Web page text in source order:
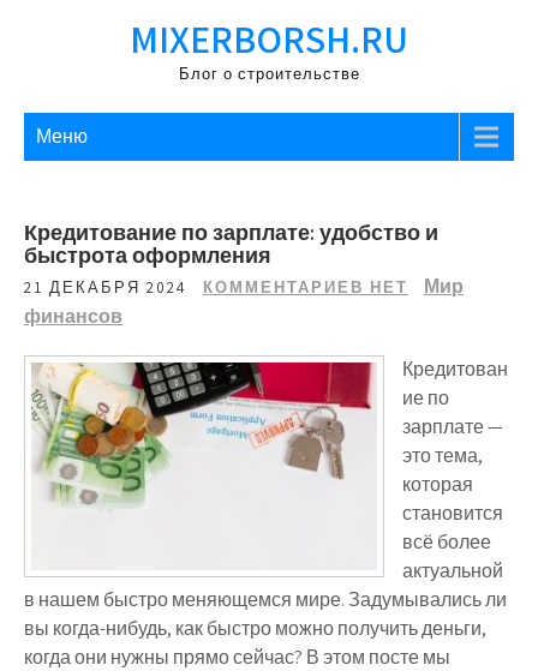
MIXERBORSH.RU
Блог о строительстве
Меню
Кредитование по зарплате: удобство и
быстрота оформления
21 ДЕКАБРЯ 2024 КОММЕНТАРИЕВ НЕТ
Мир
финансов
Кредитован
ие по
зарплате —
это тема,
которая
становится
всё более
актуальной
в нашем быстро меняющемся мире. Задумывались ли
вы когда-нибудь, как быстро можно получить деньги,
когда они нужны прямо сейчас? В этом посте мы